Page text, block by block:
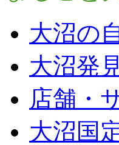
大沼の
大沼発
店舗・
大沼国